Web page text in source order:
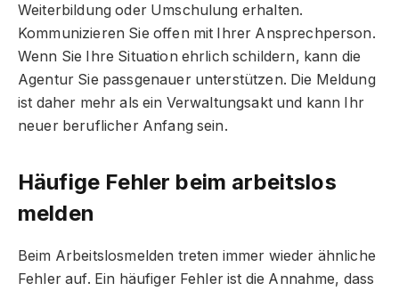
Weiterbildung oder Umschulung erhalten.
Kommunizieren Sie offen mit Ihrer Ansprechperson.
Wenn Sie Ihre Situation ehrlich schildern, kann die
Agentur Sie passgenauer unterstützen. Die Meldung
ist daher mehr als ein Verwaltungsakt und kann Ihr
neuer beruflicher Anfang sein.
Häufige Fehler beim arbeitslos
melden
Beim Arbeitslosmelden treten immer wieder ähnliche
Fehler auf. Ein häufiger Fehler ist die Annahme, dass